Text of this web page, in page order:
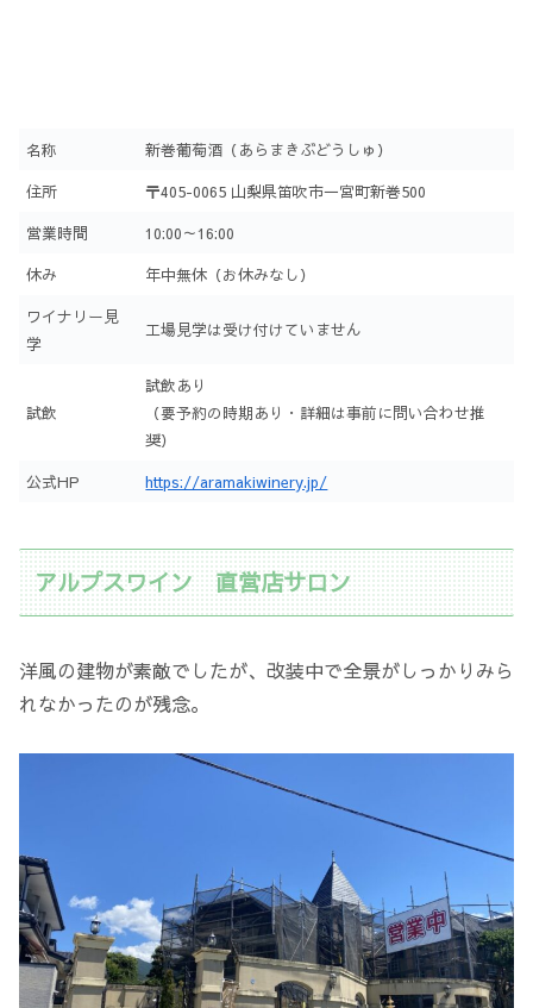
名称 新巻葡萄酒（あらまきぶどうしゅ）
住所 〒405-0065 山梨県笛吹市一宮町新巻500
営業時間 10:00～16:00
休み 年中無休（お休みなし）
ワイナリー見
学
工場見学は受け付けていません
試飲
試飲あり
（要予約の時期あり・詳細は事前に問い合わせ推
奨）
公式HP https://aramakiwinery.jp/
アルプスワイン 直営店サロン
洋風の建物が素敵でしたが、改装中で全景がしっかりみら
れなかったのが残念。